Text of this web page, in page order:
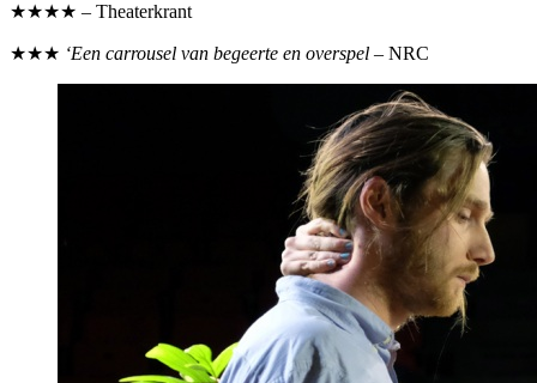
★★★★ – Theaterkrant
★★★ ‘Een carrousel van begeerte en overspel – NRC